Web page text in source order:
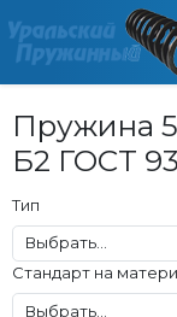
Пружина
Б2 ГОСТ
Тип
Стандарт на